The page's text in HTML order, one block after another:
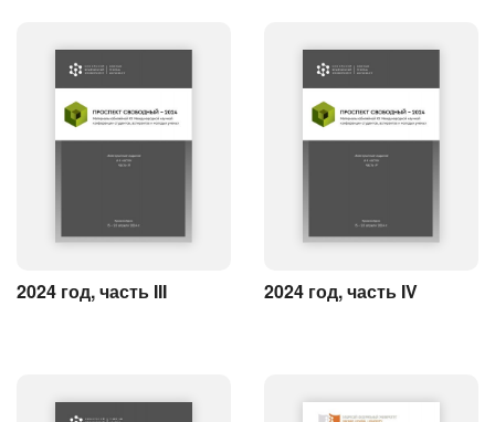
2024 год, часть III 2024 год, часть IV